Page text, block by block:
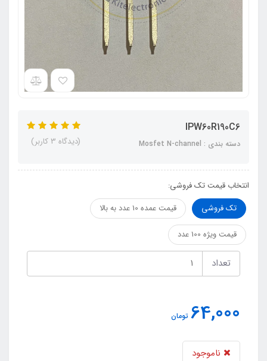
IPW60R190C6
دسته بندی : Mosfet N-channel (دیدگاه 3 کاربر)
انتخاب قیمت تک فروشی:
تک فروشی
قیمت عمده 10 عدد به بالا
قیمت ویژه 100 عدد
تعداد
64,000 تومان
ناموجود